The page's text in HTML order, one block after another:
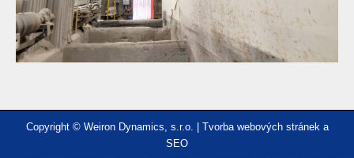
Copyright © Weiron Dynamics, s.r.o. | Tvorba webových stráneka
SEO